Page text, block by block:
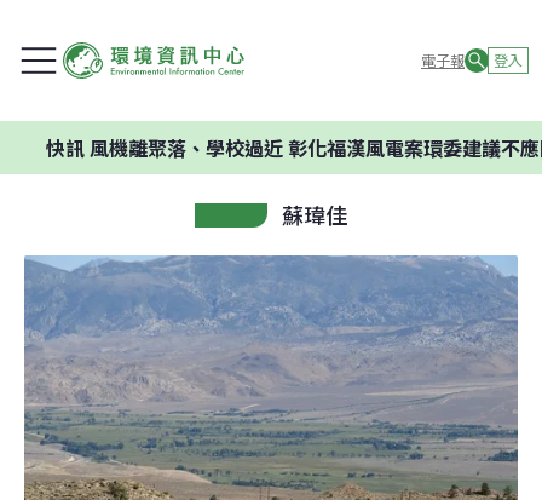
電子報 登入
風機離聚落、學校過近 彰化福漢風電案環委建議不應開發
蘇瑋佳